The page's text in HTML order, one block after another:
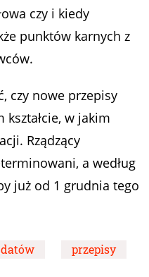
czy i kiedy
punktów karnych z
czy nowe przepisy
w jakim
Rządzący
a według
już od 1 grudnia tego
przepisy